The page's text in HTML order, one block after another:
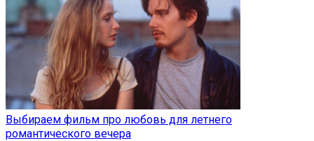
Выбираем фильм про любовь для летнего
романтического вечера